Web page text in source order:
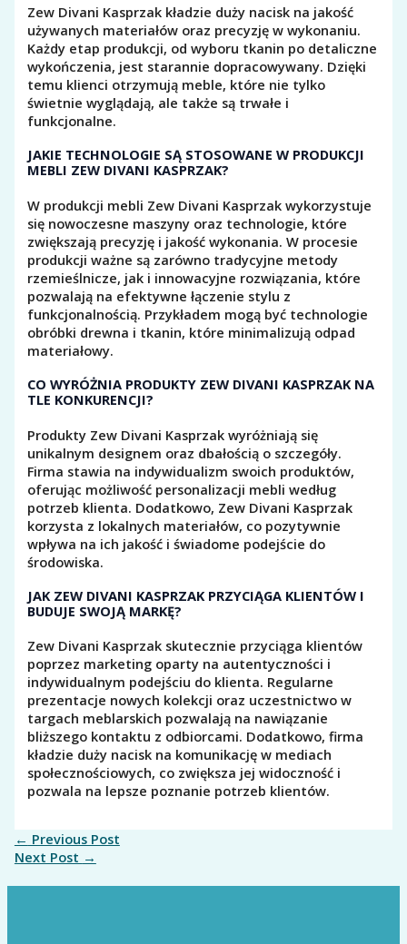
Zew Divani Kasprzak kładzie duży nacisk na jakość
używanych materiałów oraz precyzję w wykonaniu.
Każdy etap produkcji, od wyboru tkanin po detaliczne
wykończenia, jest starannie dopracowywany. Dzięki
temu klienci otrzymują meble, które nie tylko
świetnie wyglądają, ale także są trwałe i
funkcjonalne.
JAKIE TECHNOLOGIE SĄ STOSOWANE W PRODUKCJI
MEBLI ZEW DIVANI KASPRZAK?
W produkcji mebli Zew Divani Kasprzak wykorzystuje
się nowoczesne maszyny oraz technologie, które
zwiększają precyzję i jakość wykonania. W procesie
produkcji ważne są zarówno tradycyjne metody
rzemieślnicze, jak i innowacyjne rozwiązania, które
pozwalają na efektywne łączenie stylu z
funkcjonalnością. Przykładem mogą być technologie
obróbki drewna i tkanin, które minimalizują odpad
materiałowy.
CO WYRÓŻNIA PRODUKTY ZEW DIVANI KASPRZAK NA
TLE KONKURENCJI?
Produkty Zew Divani Kasprzak wyróżniają się
unikalnym designem oraz dbałością o szczegóły.
Firma stawia na indywidualizm swoich produktów,
oferując możliwość personalizacji mebli według
potrzeb klienta. Dodatkowo, Zew Divani Kasprzak
korzysta z lokalnych materiałów, co pozytywnie
wpływa na ich jakość i świadome podejście do
środowiska.
JAK ZEW DIVANI KASPRZAK PRZYCIĄGA KLIENTÓW I
BUDUJE SWOJĄ MARKĘ?
Zew Divani Kasprzak skutecznie przyciąga klientów
poprzez marketing oparty na autentyczności i
indywidualnym podejściu do klienta. Regularne
prezentacje nowych kolekcji oraz uczestnictwo w
targach meblarskich pozwalają na nawiązanie
bliższego kontaktu z odbiorcami. Dodatkowo, firma
kładzie duży nacisk na komunikację w mediach
społecznościowych, co zwiększa jej widoczność i
pozwala na lepsze poznanie potrzeb klientów.
← Previous Post
Next Post →